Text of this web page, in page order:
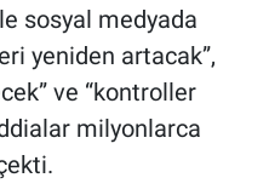
sosyal medyada
yeniden artacak”,
ve “kontroller
milyonlarca